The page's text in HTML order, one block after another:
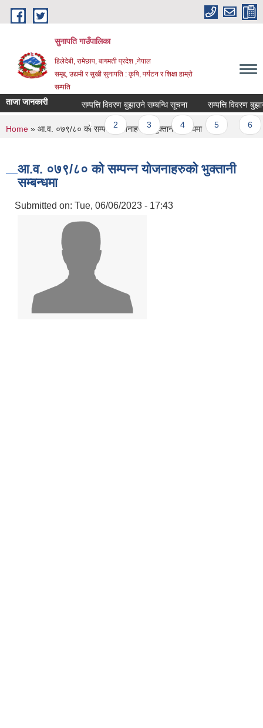
Skip to main content
सुनापति गाउँपालिका
हिलेदेबी, रामेछाप, बागमती प्रदेश ,नेपाल
समृद्द, उद्यमी र सुखी सुनापति : कृषि, पर्यटन र शिक्षा हाम्रो
सम्पति
ताजा जानकारी सम्पत्ति विवरण बुझाउने सम्बन्धि सूचना सम्पत्ति विवरण
Pages
2 3 4
You are here
Home » आ.व. ०७९/८० को सम्पन्न योजनाहरुको भुक्तानी सम्बन्धमा
आ.व. ०७९/८० को सम्पन्न योजनाहरुको भुक्तानी
सम्बन्धमा
Submitted on: Tue, 06/06/2023 - 17:43